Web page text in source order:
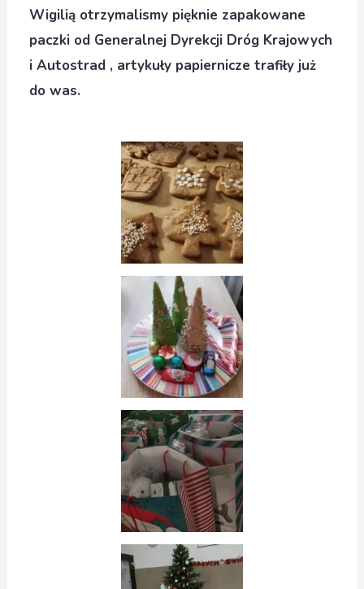
Wigilią otrzymalismy pięknie zapakowane
paczki od Generalnej Dyrekcji Dróg Krajowych
i Autostrad , artykuły papiernicze trafiły już
do was.